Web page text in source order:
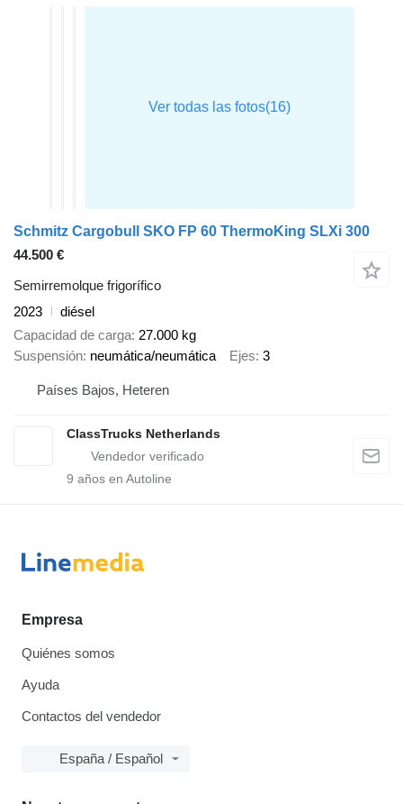
Schmitz Cargobull SKO FP 60 ThermoKing SLXi 300
44.500 €
Semirremolque frigorífico
2023
diésel
Capacidad de carga 27.000 kg
Suspensión neumática/neumática Ejes 3
Países Bajos, Heteren
ClassTrucks Netherlands
9 años en Autoline
Empresa
Quiénes somos
Ayuda
Contactos del vendedor
España / Español